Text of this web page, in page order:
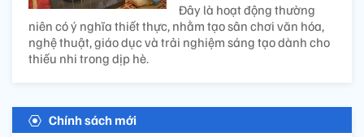
Đây là hoạt động thường
niên có ý nghĩa thiết thực, nhằm tạo sân chơi văn hóa,
nghệ thuật, giáo dục và trải nghiệm sáng tạo dành cho
thiếu nhi trong dịp hè.
Chính sách mới